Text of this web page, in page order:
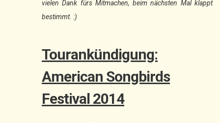
vielen Dank fürs Mitmachen, beim nächsten Mal klappt
bestimmt. :)
Tourankündigung:
American Songbirds
Festival 2014